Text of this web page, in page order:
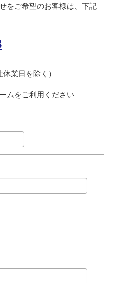
をご希望のお客様は、下記
業日を除く）
ムをご利用ください